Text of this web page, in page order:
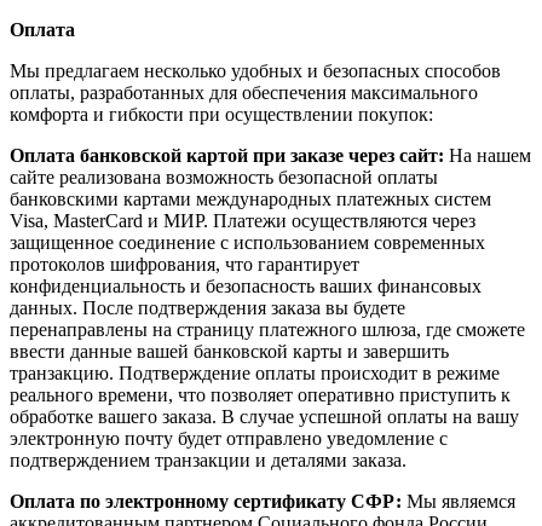
Оплата
Мы предлагаем несколько удобных и безопасных способов
оплаты, разработанных для обеспечения максимального
комфорта и гибкости при осуществлении покупок:
Оплата банковской картой при заказе через сайт: На нашем
сайте реализована возможность безопасной оплаты
банковскими картами международных платежных систем
Visa, MasterCard и МИР. Платежи осуществляются через
защищенное соединение с использованием современных
протоколов шифрования, что гарантирует
конфиденциальность и безопасность ваших финансовых
данных. После подтверждения заказа вы будете
перенаправлены на страницу платежного шлюза, где сможете
ввести данные вашей банковской карты и завершить
транзакцию. Подтверждение оплаты происходит в режиме
реального времени, что позволяет оперативно приступить к
обработке вашего заказа. В случае успешной оплаты на вашу
электронную почту будет отправлено уведомление с
подтверждением транзакции и деталями заказа.
Оплата по электронному сертификату СФР: Мы являемся